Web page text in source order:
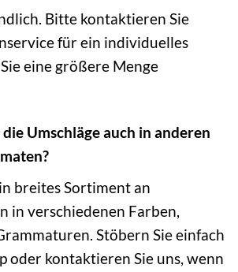
Bitte kontaktieren Sie
für ein individuelles
eine größere Menge
die Umschläge auch in anderen
breites Sortiment an
in verschiedenen Farben,
Stöbern Sie einfach
oder kontaktieren Sie uns, wenn